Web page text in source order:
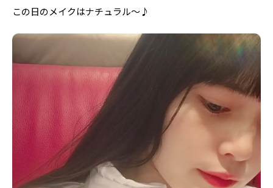
Follow us
ST member
新規会員登録・ログイン
この日のメイクはナチュラル〜♪